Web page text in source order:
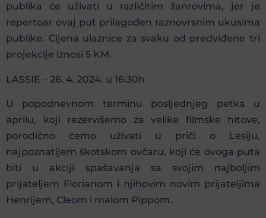
publika će uživati u različitim žanrovima, jer je
repertoar ovaj put prilagođen raznovrsnim ukusima
publike. Cijena ulaznice za svaku od predviđene tri
projekcije iznosi 5 KM.
LASSIE – 26. 4. 2024. u 16:30h
U popodnevnom terminu posljednjeg petka u
aprilu, koji rezervišemo za velike filmske hitove,
porodično ćemo uživati u priči o Lesiju,
najpoznatijem škotskom ovčaru, koji će ovoga puta
biti u akciji spašavanja sa svojim najboljim
prijateljem Florianom i njihovim novim prijateljima
Henrijem, Cleom i malom Pippom.